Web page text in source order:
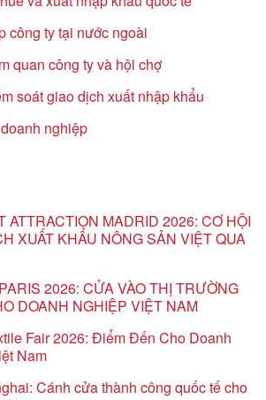
công ty tại nước ngoài
quan công ty và hội chợ
soát giao dịch xuất nhập khẩu
nghiệp
ATTRACTION MADRID 2026: CƠ HỘI
XUẤT KHẨU NÔNG SẢN VIỆT QUA
2026: CỬA VÀO THỊ TRƯỜNG
DOANH NGHIỆP VIỆT NAM
Fair 2026: Điểm Đến Cho Doanh
Nam
Cánh cửa thành công quốc tế cho